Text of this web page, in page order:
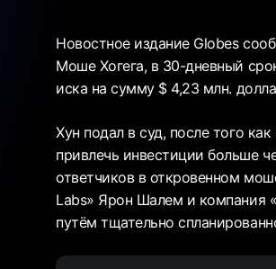
Новостное издание Globes
Моше Хогега, в 30-дневный
иска на сумму $ 4,23 млн.
Хун подал в суд, после того
привлечь инвестиции больше
ответчиков в откровенном
Labs» Ярон Шалем и компания
путём тщательно